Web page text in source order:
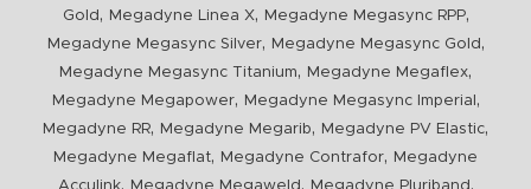
Gold , Megadyne Linea X, Megadyne Megasync RPP,
Megadyne Megasync Silver, Megadyne Megasync Gold ,
Megadyne Megasync Titanium, Megadyne Megaflex,
Megadyne Megapower, Megadyne Megasync Imperial ,
Megadyne RR, Megadyne Megarib, Megadyne PV Elastic,
Megadyne Megaflat, Megadyne Contrafor,
Megadyne
, , ,